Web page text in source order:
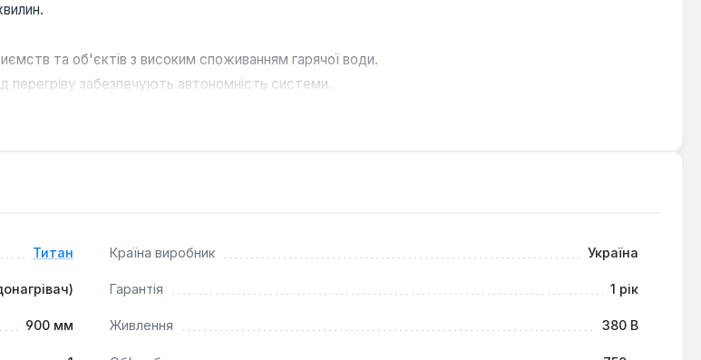
та об'єктів з високим споживанням гарячої води.
перегріву забезпечують автономність системи.
Титан Країна виробник Україна
Гарантія 1 рік
900 мм Живлення 380 В